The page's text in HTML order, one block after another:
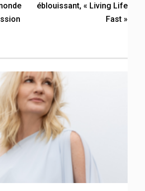
éblouissant, « Living Life
Fast »